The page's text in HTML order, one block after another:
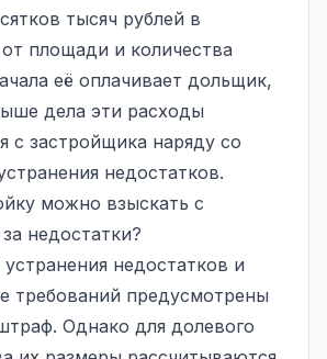
тысяч рублей в
площади и количества
её оплачивает дольщик,
дела эти расходы
с застройщика наряду со
недостатков.
можно взыскать с
недостатки?
недостатков и
требований предусмотрены
Однако для долевого